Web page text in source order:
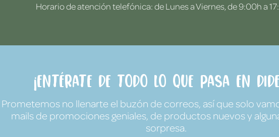
Horario de atención telefónica: de Lunes a Viernes, de 9:00h a
¡Entérate de todo lo que pasa en
Prometemos no llenarte el buzón de correos, así que solo
mails de promociones geniales, de productos nuevos y
sorpresa.